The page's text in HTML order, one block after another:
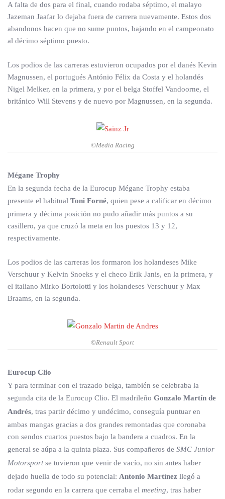
A falta de dos para el final, cuando rodaba séptimo, el malayo
Jazeman Jaafar lo dejaba fuera de carrera nuevamente. Estos dos
abandonos hacen que no sume puntos, bajando en el campeonato
al décimo séptimo puesto.
Los podios de las carreras estuvieron ocupados por el danés Kevin
Magnussen, el portugués António Félix da Costa y el holandés
Nigel Melker, en la primera, y por el belga Stoffel Vandoorne, el
británico Will Stevens y de nuevo por Magnussen, en la segunda.
©Media Racing
Mégane Trophy
En la segunda fecha de la Eurocup Mégane Trophy estaba
presente el habitual Toni Forné, quien pese a calificar en décimo
primera y décima posición no pudo añadir más puntos a su
casillero, ya que cruzó la meta en los puestos 13 y 12,
respectivamente.
Los podios de las carreras los formaron los holandeses Mike
Verschuur y Kelvin Snoeks y el checo Erik Janis, en la primera, y
el italiano Mirko Bortolotti y los holandeses Verschuur y Max
Braams, en la segunda.
©Renault Sport
Eurocup Clio
Y para terminar con el trazado belga, también se celebraba la
segunda cita de la Eurocup Clio. El madrileño Gonzalo Martín de
Andrés, tras partir décimo y undécimo, conseguía puntuar en
ambas mangas gracias a dos grandes remontadas que coronaba
con sendos cuartos puestos bajo la bandera a cuadros. En la
general se aúpa a la quinta plaza. Sus compañeros de SMC Junior
Motorsportse tuvieron que venir de vacío, no sin antes haber
dejado huella de todo su potencial: Antonio Martínez llegó a
rodar segundo en la carrera que cerraba el meeting, tras haber